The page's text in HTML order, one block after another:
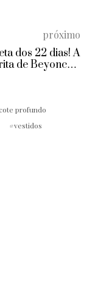
próximo
dos 22 dias! A
de Beyoncé e
profundo
vestidos